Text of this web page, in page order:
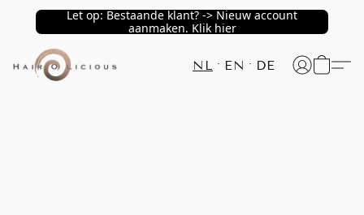
Let op: Bestaande klant? -> Nieuw account
aanmaken. Klik hier
NL EN DE